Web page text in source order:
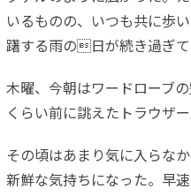
いるものの、いつも共に歩
躇する雨の日が続き過ぎて
木曜、今朝はワードローブ
くらい前に誂えたトラウザー
その頃はあまり気に入らな
新鮮な気持ちになった。早